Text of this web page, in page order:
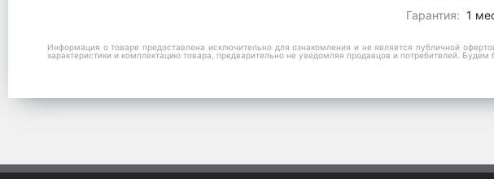
Гарантия: 1
Информация о товаре предоставлена исключительно для ознакомления и не является публичной
характеристики и комплектацию товара, предварительно не уведомляя продавцов и потребителей.